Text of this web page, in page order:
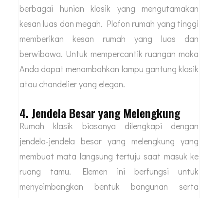
berbagai hunian klasik yang mengutamakan
kesan luas dan megah. Plafon rumah yang tinggi
memberikan kesan rumah yang luas dan
berwibawa. Untuk mempercantik ruangan maka
Anda dapat menambahkan lampu gantung klasik
atau chandelier yang elegan.
4. Jendela Besar yang Melengkung
Rumah klasik biasanya dilengkapi dengan
jendela-jendela besar yang melengkung yang
membuat mata langsung tertuju saat masuk ke
ruang tamu. Elemen ini berfungsi untuk
menyeimbangkan bentuk bangunan serta